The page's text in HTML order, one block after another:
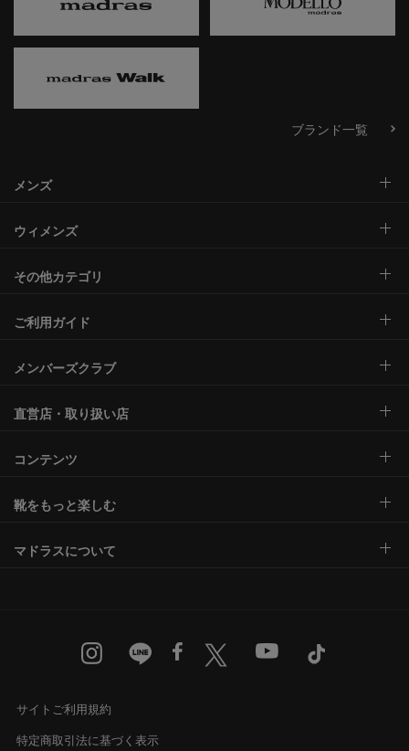
ブランド一覧
メンズ
ウィメンズ
その他カテゴリ
ご利用ガイド
メンバーズクラブ
直営店・取り扱い店
コンテンツ
靴をもっと楽しむ
マドラスについて
サイトご利用規約
特定商取引法に基づく表示